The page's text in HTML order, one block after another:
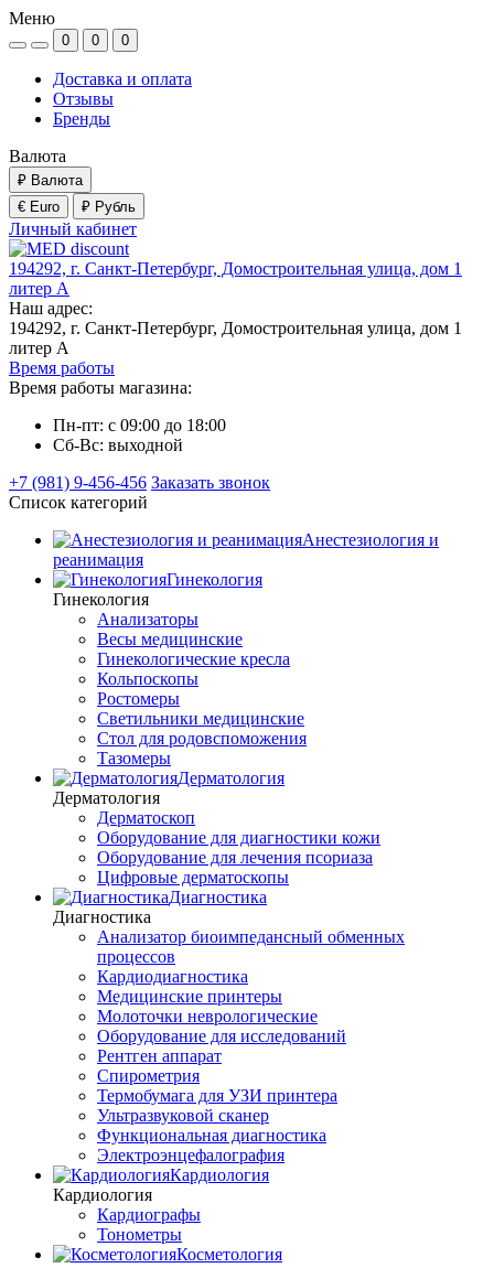
Меню
0 0 0
Доставка и оплата
Отзывы
Бренды
Валюта
₽ Валюта
€ Euro
₽ Рубль
Личный кабинет
194292, г. Санкт-Петербург, Домостроительная улица, дом 1
литер А
Наш адрес:
194292, г. Санкт-Петербург, Домостроительная улица, дом 1
литер А
Время работы
Время работы магазина:
Пн-пт: с 09:00 до 18:00
Сб-Вс: выходной
+7 (981) 9-456-456 Заказать звонок
Список категорий
Анестезиология и
реанимация
Гинекология
Гинекология
Анализаторы
Весы медицинские
Гинекологические кресла
Кольпоскопы
Ростомеры
Светильники медицинские
Стол для родовспоможения
Тазомеры
Дерматология
Дерматология
Дерматоскоп
Оборудование для диагностики кожи
Оборудование для лечения псориаза
Цифровые дерматоскопы
Диагностика
Диагностика
Анализатор биоимпедансный обменных
процессов
Кардиодиагностика
Медицинские принтеры
Молоточки неврологические
Оборудование для исследований
Рентген аппарат
Спирометрия
Термобумага для УЗИ принтера
Ультразвуковой сканер
Функциональная диагностика
Электроэнцефалография
Кардиология
Кардиология
Кардиографы
Тонометры
Косметология